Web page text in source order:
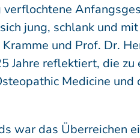
verflochtene
jung, schlank und
und Prof. Dr.
Jahre reflektiert, die
Medicine
war das Überreichen